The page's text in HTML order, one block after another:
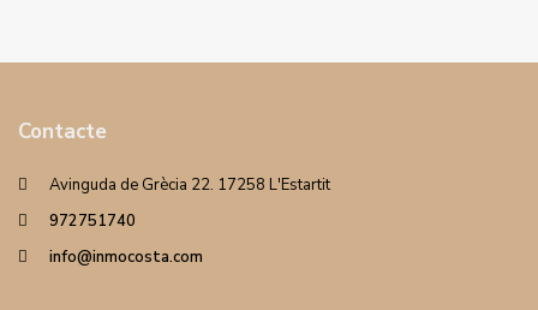
Contacte
Avinguda de Grècia 22. 17258 L'Estartit
972751740
info@inmocosta.com